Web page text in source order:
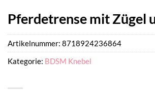
Pferdetrense mit Zügel
Artikelnummer: 8718924236864
Kategorie: BDSM Knebel